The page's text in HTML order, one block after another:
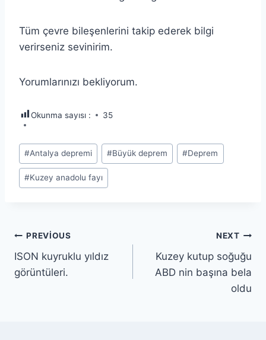
Tüm çevre bileşenlerini takip ederek bilgi
verirseniz sevinirim.
Yorumlarınızı bekliyorum.
Okunma sayısı : 35
Post
Tags:
#Antalya depremi #Büyük deprem #Deprem
#Kuzey anadolu fayı
Yazı
gezinmesi
PREVIOUS
ISON kuyruklu yıldız
görüntüleri.
NEXT
Kuzey kutup soğuğu
ABD nin başına bela
oldu